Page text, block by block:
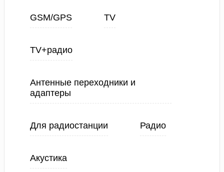
GSM/GPS TV
TV+радио
Антенные переходники и
адаптеры
Для радиостанции Радио
Акустика